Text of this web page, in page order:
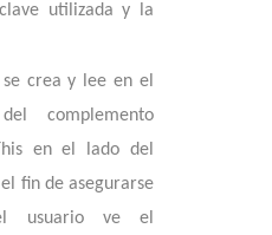
utilizada y la
se crea y lee en el
complemento
en el lado del
fin de asegurarse
usuario ve el